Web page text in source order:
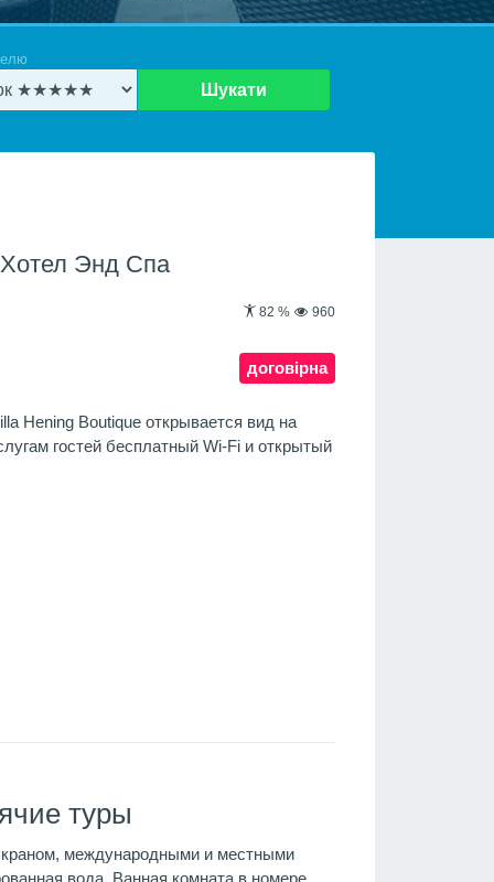
Шукати
Энд Спа
82 % 960
договірна
Hening Boutique открывается вид на
гостей бесплатный Wi-Fi и открытый
туры
международными и местными
вода. Ванная комната в номере